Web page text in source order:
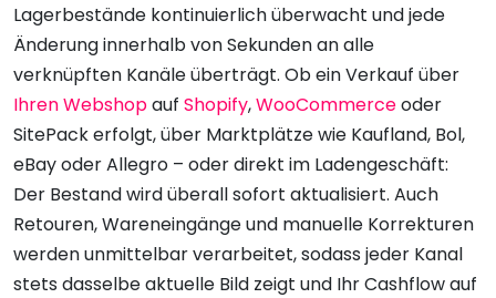
Lagerbestände kontinuierlich überwacht und jede
Änderung innerhalb von Sekunden an alle
verknüpften Kanäle überträgt. Ob ein Verkauf über
Ihren Webshopauf Shopify,WooCommerceoder
SitePack erfolgt, über Marktplätze wie Kaufland, Bol,
eBay oder Allegro – oder direkt im Ladengeschäft:
Der Bestand wird überall sofort aktualisiert. Auch
Retouren, Wareneingänge und manuelle Korrekturen
werden unmittelbar verarbeitet, sodass jeder Kanal
stets dasselbe aktuelle Bild zeigt und Ihr Cashflow auf